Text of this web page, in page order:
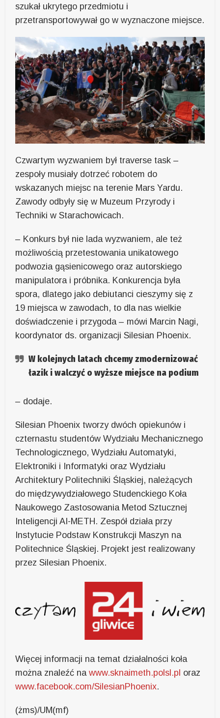
szukał ukrytego przedmiotu i
przetransportowywał go w wyznaczone miejsce.
Czwartym wyzwaniem był traverse task –
zespoły musiały dotrzeć robotem do
wskazanych miejsc na terenie Mars Yardu.
Zawody odbyły się w Muzeum Przyrody i
Techniki w Starachowicach.
– Konkurs był nie lada wyzwaniem, ale też
możliwością przetestowania unikatowego
podwozia gąsienicowego oraz autorskiego
manipulatora i próbnika. Konkurencja była
spora, dlatego jako debiutanci cieszymy się z
19 miejsca w zawodach, to dla nas wielkie
doświadczenie i przygoda – mówi Marcin Nagi,
koordynator ds. organizacji Silesian Phoenix.
W kolejnych latach chcemy zmodernizować
łazik i walczyć o wyższe miejsce na podium
– dodaje.
Silesian Phoenix tworzy dwóch opiekunów i
czternastu studentów Wydziału Mechanicznego
Technologicznego, Wydziału Automatyki,
Elektroniki i Informatyki oraz Wydziału
Architektury Politechniki Śląskiej, należących
do międzywydziałowego Studenckiego Koła
Naukowego Zastosowania Metod Sztucznej
Inteligencji AI-METH. Zespół działa przy
Instytucie Podstaw Konstrukcji Maszyn na
Politechnice Śląskiej. Projekt jest realizowany
przez Silesian Phoenix.
Więcej informacji na temat działalności koła
można znaleźć nawww.sknaimeth.polsl.pl oraz
www.facebook.com/SilesianPhoenix.
(żms)/UM(mf)